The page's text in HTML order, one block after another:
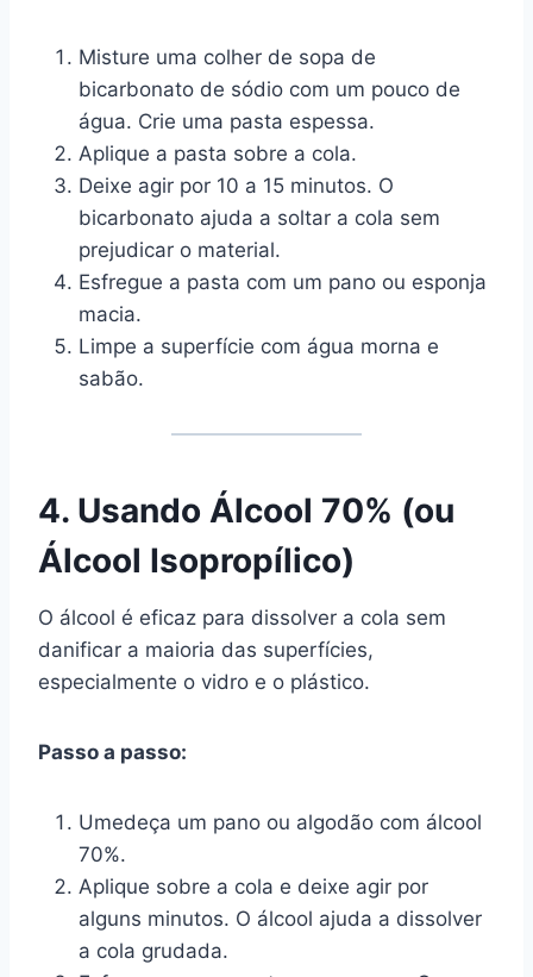
Misture uma colher de sopa de
bicarbonato de sódio com um pouco de
água. Crie uma pasta espessa.
Aplique a pasta sobre a cola.
Deixe agir por 10 a 15 minutos. O
bicarbonato ajuda a soltar a cola sem
prejudicar o material.
Esfregue a pasta com um pano ou esponja
macia.
Limpe a superfície com água morna e
sabão.
4. Usando Álcool 70% (ou
Álcool Isopropílico)
O álcool é eficaz para dissolver a cola sem
danificar a maioria das superfícies,
especialmente o vidro e o plástico.
Passo a passo:
Umedeça um pano ou algodão com álcool
70%.
Aplique sobre a cola e deixe agir por
alguns minutos. O álcool ajuda a dissolver
a cola grudada.